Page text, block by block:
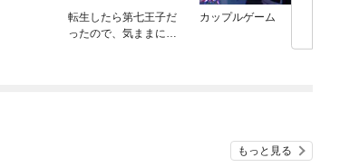
転生したら第七王子だ
ったので、気ままに魔
カップルゲーム
もっと見る